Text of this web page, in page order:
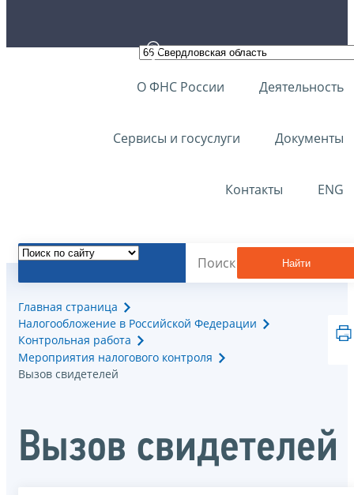
О ФНС России Деятельность
Сервисы и госуслуги Документы
Контакты ENG
Найти
Главная страница
Налогообложение в Российской Федерации
Контрольная работа
Мероприятия налогового контроля
Вызов свидетелей
Вызов свидетелей